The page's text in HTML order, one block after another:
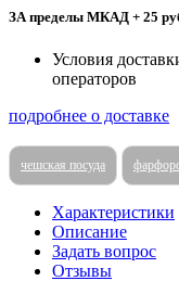
ЗА пределы МКАД + 25
Условия
операторов
подробнее о доставке
чешская посуда
Характеристики
Описание
Задать вопрос
Отзывы